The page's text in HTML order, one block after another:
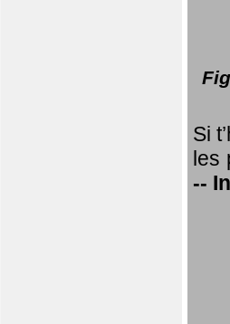
Si
les
--